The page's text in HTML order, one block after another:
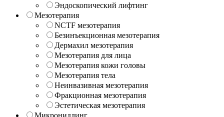
Эндоскопический лифтинг
Мезотерапия
NCTF мезотерапия
Безинъекционная мезотерапия
Дермахил мезотерапия
Мезотерапия для лица
Мезотерапия кожи головы
Мезотерапия тела
Неинвазивная мезотерапия
Фракционная мезотерапия
Эстетическая мезотерапия
Микронидлинг